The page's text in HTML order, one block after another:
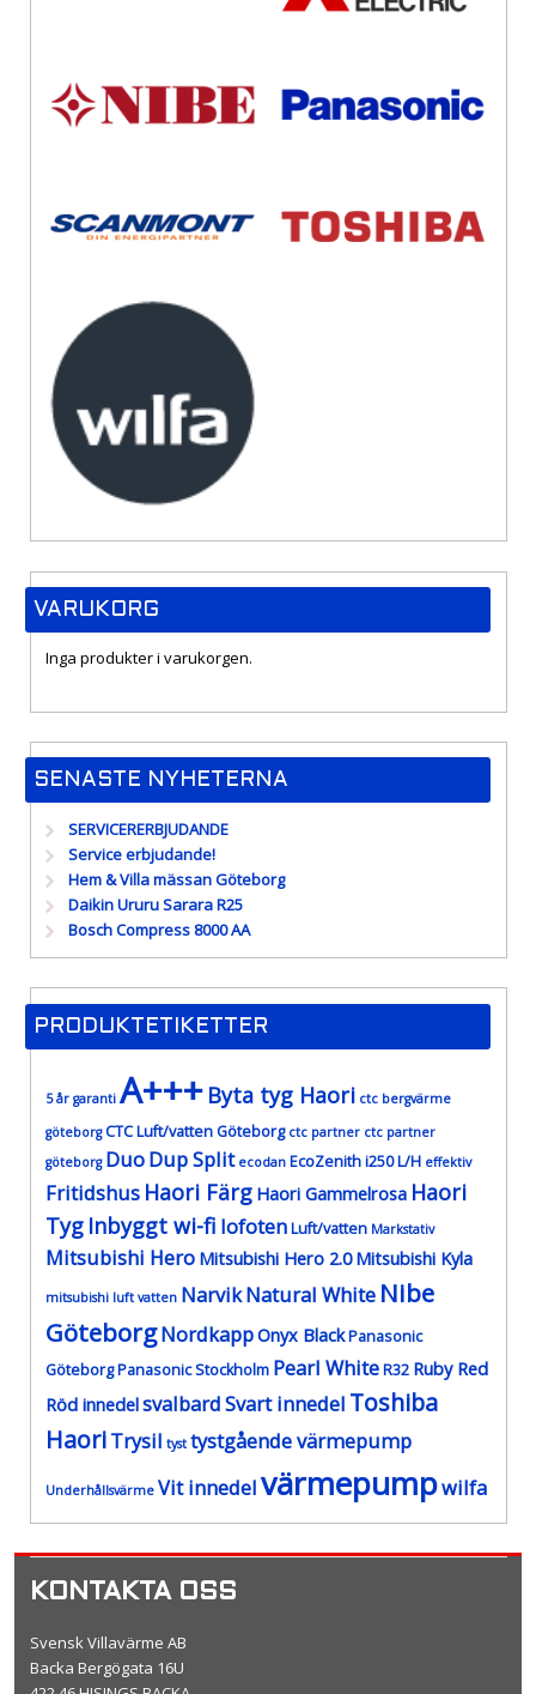
VARUKORG
Inga produkter i varukorgen.
SENASTE NYHETERNA
SERVICERERBJUDANDE
Service erbjudande!
Hem & Villa mässan Göteborg
Daikin Ururu Sarara R25
Bosch Compress 8000 AA
PRODUKTETIKETTER
5 år garanti A+++ Byta tyg Haori ctc bergvärme
göteborg CTC Luft/vatten Göteborg ctc partner ctc partner
göteborg DuoDup Split ecodan EcoZenith i250 L/H effektiv
Fritidshus Haori Färg Haori Gammelrosa Haori
Tyg Inbyggt wi-fi lofotenLuft/vatten Markstativ
Mitsubishi Hero Mitsubishi Hero 2.0 Mitsubishi Kyla
mitsubishi luft vatten NarvikNatural White Nibe
GöteborgNordkappOnyx BlackPanasonic
GöteborgPanasonic Stockholm Pearl WhiteR32 Ruby Red
Röd innedelsvalbardSvart innedel Toshiba
HaoriTrysil tyst tystgående värmepump
Underhållsvärme Vit innedelvärmepumpwilfa
KONTAKTA OSS
Svensk Villavärme AB
Backa Bergögata 16U